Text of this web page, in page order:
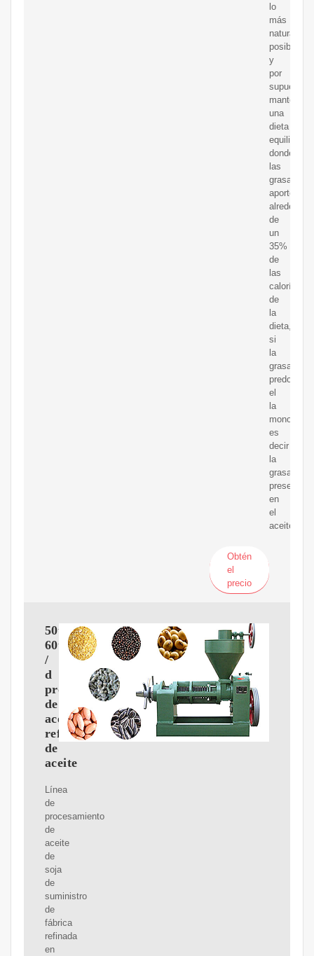
lo
más
naturales
posibles
y
por
supuesto
mantener
una
dieta
donde
las
grasas
aporten
alrededor
de
un
35%
de
las
calorías
de
la
dieta,
si
la
grasa
el
la
es
decir
la
grasa
presente
en
el
aceite
Obtén
el
precio
50t-
60t
/
d
procesamiento
de
aceite
refinado
de
aceite
Línea
de
procesamiento
de
aceite
de
soja
de
suministro
de
fábrica
refinada
en